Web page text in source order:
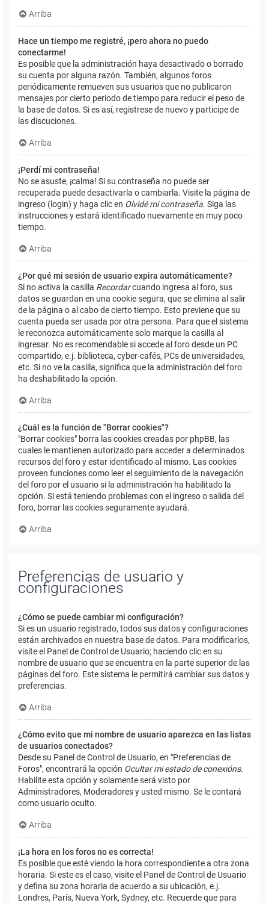
Arriba
Hace un tiempo me registré, ¡pero ahora no puedo
conectarme!
Es posible que la administración haya desactivado o borrado
su cuenta por alguna razón. También, algunos foros
periódicamente remueven sus usuarios que no publicaron
mensajes por cierto periodo de tiempo para reducir el peso de
la base de datos. Si es así, registrese de nuevo y participe de
las discuciones.
Arriba
¡Perdí mi contraseña!
No se asuste, ¡calma! Si su contraseña no puede ser
recuperada puede desactivarla o cambiarla. Visite la página de
ingreso (login) y haga clic en Olvidé mi contraseña. Siga las
instrucciones y estará identificado nuevamente en muy poco
tiempo.
Arriba
¿Por qué mi sesión de usuario expira automáticamente?
Si no activa la casilla Recordarcuando ingresa al foro, sus
datos se guardan en una cookie segura, que se elimina al salir
de la página o al cabo de cierto tiempo. Esto previene que su
cuenta pueda ser usada por otra persona. Para que el sistema
le reconozca automáticamente solo marque la casilla al
ingresar. No es recomendable si accede al foro desde un PC
compartido, e.j. biblioteca, cyber-cafés, PCs de universidades,
etc. Si no ve la casilla, significa que la administración del foro
ha deshabilitado la opción.
Arriba
¿Cuál es la función de "Borrar cookies"?
"Borrar cookies" borra las cookies creadas por phpBB, las
cuales le mantienen autorizado para acceder a determinados
recursos del foro y estar identificado al mismo. Las cookies
proveen funciones como leer el seguimiento de la navegación
del foro por el usuario si la administración ha habilitado la
opción. Si está teniendo problemas con el ingreso o salida del
foro, borrar las cookies seguramente ayudará.
Arriba
Preferencias de usuario y
configuraciones
¿Cómo se puede cambiar mi configuración?
Si es un usuario registrado, todos sus datos y configuraciones
están archivados en nuestra base de datos. Para modificarlos,
visite el Panel de Control de Usuario; haciendo clic en su
nombre de usuario que se encuentra en la parte superior de las
páginas del foro. Este sistema le permitirá cambiar sus datos y
preferencias.
Arriba
¿Cómo evito que mi nombre de usuario aparezca en las listas
de usuarios conectados?
Desde su Panel de Control de Usuario, en "Preferencias de
Foros", encontrará la opción Ocultar mi estado de conexións.
Habilite esta opción y solamente será visto por
Administradores, Moderadores y usted mismo. Se le contará
como usuario oculto.
Arriba
¡La hora en los foros no es correcta!
Es posible que esté viendo la hora correspondiente a otra zona
horaria. Si este es el caso, visite el Panel de Control de Usuario
y defina su zona horaria de acuerdo a su ubicación, e.j.
Londres, París, Nueva York, Sydney, etc. Recuerde que para